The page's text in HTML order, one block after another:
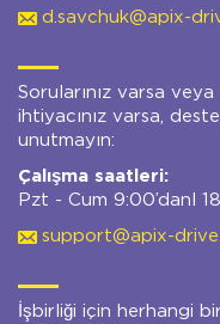
d.savchuk@apix-
Sorularınız varsa veya
ihtiyacınız varsa,
unutmayın:
Çalışma saatleri:
Pzt - Cum 9:00’danl
support@apix-
İşbirliği için herhangi